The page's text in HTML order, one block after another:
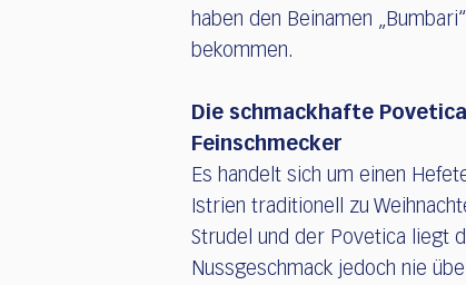
haben den Beinamen
bekommen.
Die schmackhafte
Feinschmecker
Es handelt sich um einen
Istrien traditionell zu
Strudel und der Povetica liegt
Nussgeschmack jedoch nie